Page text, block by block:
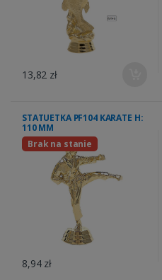
13,82 zł
STATUETKA PF104 KARATE H:
110 MM
Brak na stanie
8,94 zł